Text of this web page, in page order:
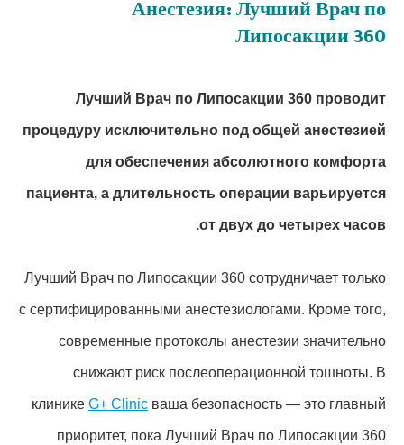
Анестезия: Лучший Врач по
Липосакции 360
Лучший Врач по Липосакции 360 проводит
процедуру исключительно под общей анестезией
для обеспечения абсолютного комфорта
пациента, а длительность операции варьируется
от двух до четырех часов.
Лучший Врач по Липосакции 360 сотрудничает только
с сертифицированными анестезиологами. Кроме того,
современные протоколы анестезии значительно
снижают риск послеоперационной тошноты. В
клинике G+ Clinic ваша безопасность — это главный
приоритет, пока Лучший Врач по Липосакции 360